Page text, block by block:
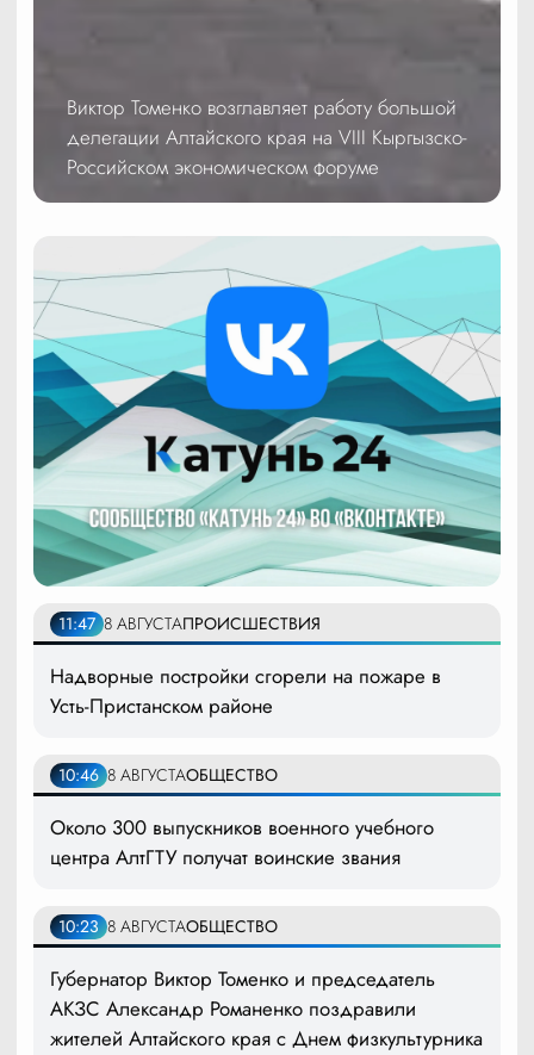
Виктор Томенко возглавляет работу большой
делегации Алтайского края на VIII Кыргызско-
Российском экономическом форуме
11:47 8 АВГУСТАПРОИСШЕСТВИЯ
Надворные постройки сгорели на пожаре в
Усть-Пристанском районе
10:46 8 АВГУСТАОБЩЕСТВО
Около 300 выпускников военного учебного
центра АлтГТУ получат воинские звания
10:23 8 АВГУСТАОБЩЕСТВО
Губернатор Виктор Томенко и председатель
АКЗС Александр Романенко поздравили
жителей Алтайского края с Днем физкультурника